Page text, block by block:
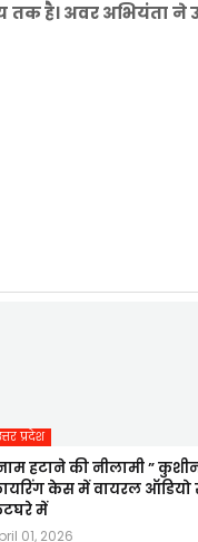
तक है। अवर अभियंता ने
प्रदेश
हटाने की नीलामी ”
केस में वायरल ऑडियो
में
01, 2026